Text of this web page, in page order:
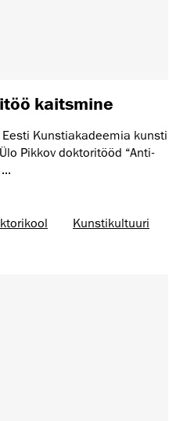
kaitsmine
Kunstiakadeemia kunsti
Pikkov doktoritööd “Anti-
Kunsti­kultuuri